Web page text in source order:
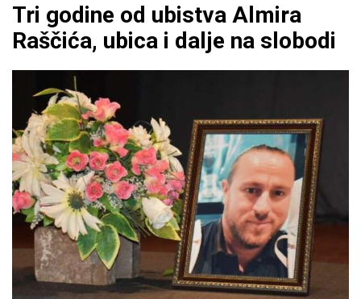
Tri godine od ubistva Almira
Raščića, ubica i dalje na slobodi